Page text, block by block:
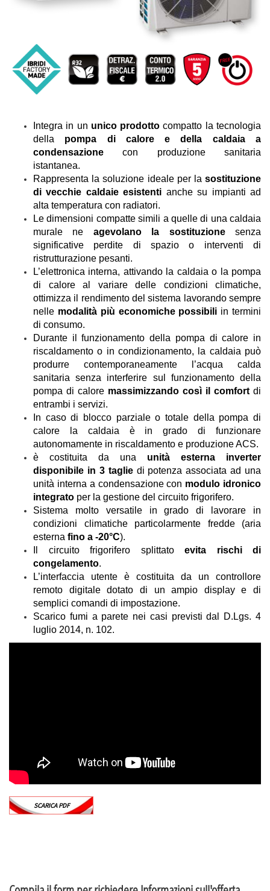
Integra in un unico prodotto compatto la tecnologia
della pompa di calore e della caldaia a
condensazione con produzione sanitaria
istantanea.
Rappresenta la soluzione ideale per la sostituzione
di vecchie caldaie esistenti anche su impianti ad
alta temperatura con radiatori.
Le dimensioni compatte simili a quelle di una caldaia
murale ne agevolano la sostituzionesenza
significative perdite di spazio o interventi di
ristrutturazione pesanti.
L’elettronica interna, attivando la caldaia o la pompa
di calore al variare delle condizioni climatiche,
ottimizza il rendimento del sistema lavorando sempre
nelle modalità più economiche possibili in termini
di consumo.
Durante il funzionamento della pompa di calore in
riscaldamento o in condizionamento, la caldaia può
produrre contemporaneamente l’acqua calda
sanitaria senza interferire sul funzionamento della
pompa di calore massimizzando così il comfort di
entrambi i servizi.
In caso di blocco parziale o totale della pompa di
calore la caldaia è in grado di funzionare
autonomamente in riscaldamento e produzione ACS.
è costituita da una unità esterna inverter
disponibile in 3 tagliedi potenza associata ad una
unità interna a condensazione con modulo idronico
integrato per la gestione del circuito frigorifero.
Sistema molto versatile in grado di lavorare in
condizioni climatiche particolarmente fredde (aria
esterna fino a -20°C).
Il circuito frigorifero splittato evita rischi di
congelamento.
L’interfaccia utente è costituita da un controllore
remoto digitale dotato di un ampio display e di
semplici comandi di impostazione.
Scarico fumi a parete nei casi previsti dal D.Lgs. 4
luglio 2014, n. 102.
SCARICA PDF